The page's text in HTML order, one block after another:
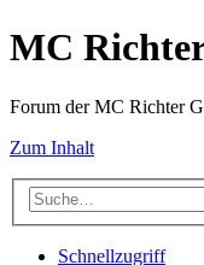
MC
Forum der MC Richter
Zum Inhalt
Schnellzugriff